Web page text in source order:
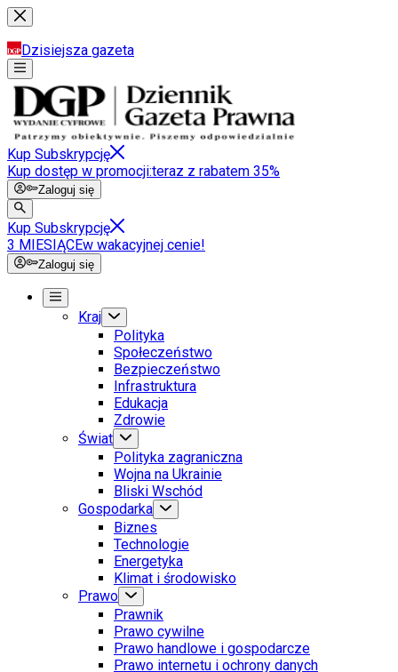
Dzisiejsza gazeta
Kup Subskrypcję
Kup dostęp w promocji:teraz z rabatem 35%
Zaloguj się
Kup Subskrypcję
3 MIESIĄCEw wakacyjnej cenie!
Zaloguj się
Kraj
Polityka
Społeczeństwo
Bezpieczeństwo
Infrastruktura
Edukacja
Zdrowie
Świat
Polityka zagraniczna
Wojna na Ukrainie
Bliski Wschód
Gospodarka
Biznes
Technologie
Energetyka
Klimat i środowisko
Prawo
Prawnik
Prawo cywilne
Prawo handlowe i gospodarcze
Prawo internetu i ochrony danych